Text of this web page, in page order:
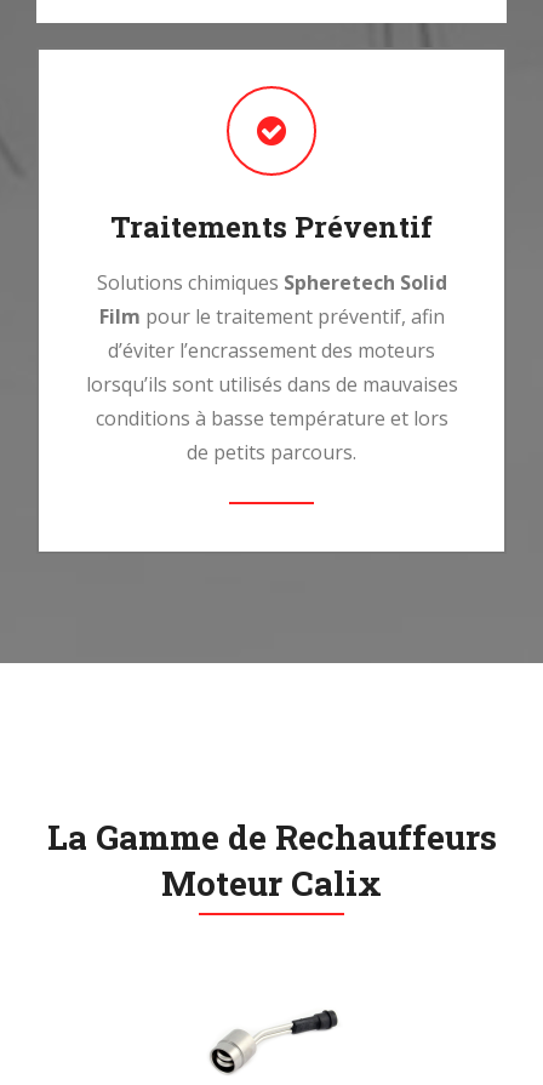
Traitements Préventif
Solutions chimiques Spheretech Solid
Film pour le traitement préventif, afin
d’éviter l’encrassement des moteurs
lorsqu’ils sont utilisés dans de mauvaises
conditions à basse température et lors
de petits parcours.
La Gamme de Rechauffeurs
Moteur Calix